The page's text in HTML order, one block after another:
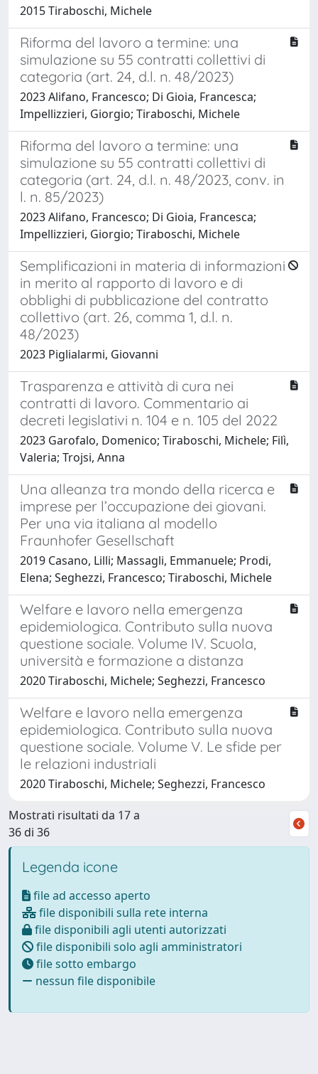
2015 Tiraboschi, Michele
Riforma del lavoro a termine: una
simulazione su 55 contratti collettivi di
categoria (art. 24, d.l. n. 48/2023)
2023 Alifano, Francesco; Di Gioia, Francesca;
Impellizzieri, Giorgio; Tiraboschi, Michele
Riforma del lavoro a termine: una
simulazione su 55 contratti collettivi di
categoria (art. 24, d.l. n. 48/2023, conv. in
l. n. 85/2023)
2023 Alifano, Francesco; Di Gioia, Francesca;
Impellizzieri, Giorgio; Tiraboschi, Michele
Semplificazioni in materia di informazioni
in merito al rapporto di lavoro e di
obblighi di pubblicazione del contratto
collettivo (art. 26, comma 1, d.l. n.
48/2023)
2023 Piglialarmi, Giovanni
Trasparenza e attività di cura nei
contratti di lavoro. Commentario ai
decreti legislativi n. 104 e n. 105 del 2022
2023 Garofalo, Domenico; Tiraboschi, Michele; Filì,
Valeria; Trojsi, Anna
Una alleanza tra mondo della ricerca e
imprese per l’occupazione dei giovani.
Per una via italiana al modello
Fraunhofer Gesellschaft
2019 Casano, Lilli; Massagli, Emmanuele; Prodi,
Elena; Seghezzi, Francesco; Tiraboschi, Michele
Welfare e lavoro nella emergenza
epidemiologica. Contributo sulla nuova
questione sociale. Volume IV. Scuola,
università e formazione a distanza
2020 Tiraboschi, Michele; Seghezzi, Francesco
Welfare e lavoro nella emergenza
epidemiologica. Contributo sulla nuova
questione sociale. Volume V. Le sfide per
le relazioni industriali
2020 Tiraboschi, Michele; Seghezzi, Francesco
Mostrati risultati da 17 a
36 di 36
Legenda icone
file ad accesso aperto
file disponibili sulla rete interna
file disponibili agli utenti autorizzati
file disponibili solo agli amministratori
file sotto embargo
nessun file disponibile